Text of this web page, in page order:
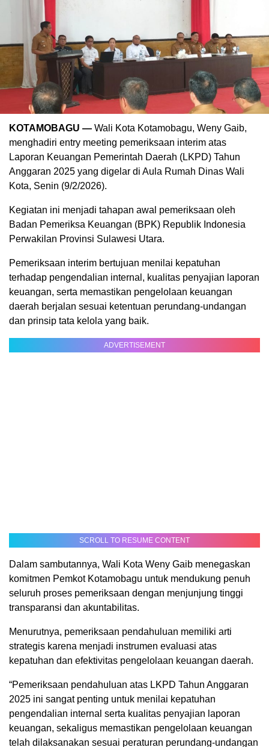
KOTAMOBAGU — Wali Kota Kotamobagu, Weny Gaib,
menghadiri entry meeting pemeriksaan interim atas
Laporan Keuangan Pemerintah Daerah (LKPD) Tahun
Anggaran 2025 yang digelar di Aula Rumah Dinas Wali
Kota, Senin (9/2/2026).
Kegiatan ini menjadi tahapan awal pemeriksaan oleh
Badan Pemeriksa Keuangan (BPK) Republik Indonesia
Perwakilan Provinsi Sulawesi Utara.
Pemeriksaan interim bertujuan menilai kepatuhan
terhadap pengendalian internal, kualitas penyajian laporan
keuangan, serta memastikan pengelolaan keuangan
daerah berjalan sesuai ketentuan perundang-undangan
dan prinsip tata kelola yang baik.
ADVERTISEMENT
SCROLL TO RESUME CONTENT
Dalam sambutannya, Wali Kota Weny Gaib menegaskan
komitmen Pemkot Kotamobagu untuk mendukung penuh
seluruh proses pemeriksaan dengan menjunjung tinggi
transparansi dan akuntabilitas.
Menurutnya, pemeriksaan pendahuluan memiliki arti
strategis karena menjadi instrumen evaluasi atas
kepatuhan dan efektivitas pengelolaan keuangan daerah.
“Pemeriksaan pendahuluan atas LKPD Tahun Anggaran
2025 ini sangat penting untuk menilai kepatuhan
pengendalian internal serta kualitas penyajian laporan
keuangan, sekaligus memastikan pengelolaan keuangan
telah dilaksanakan sesuai peraturan perundang-undangan